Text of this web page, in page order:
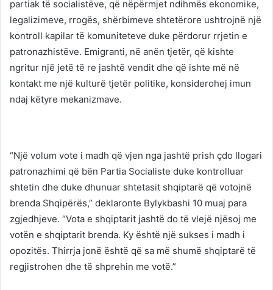
partiak të socialistëve, që nëpërmjet ndihmës ekonomike,
legalizimeve, rrogës, shërbimeve shtetërore ushtrojnë një
kontroll kapilar të komuniteteve duke përdorur rrjetin e
patronazhistëve. Emigranti, në anën tjetër, që kishte
ngritur një jetë të re jashtë vendit dhe që ishte më në
kontakt me një kulturë tjetër politike, konsiderohej imun
ndaj këtyre mekanizmave.
“Një volum vote i madh që vjen nga jashtë prish çdo llogari
patronazhimi që bën Partia Socialiste duke kontrolluar
shtetin dhe duke dhunuar shtetasit shqiptarë që votojnë
brenda Shqipërës,” deklaronte Bylykbashi 10 muaj para
zgjedhjeve. “Vota e shqiptarit jashtë do të vlejë njësoj me
votën e shqiptarit brenda. Ky është një sukses i madh i
opozitës. Thirrja jonë është që sa më shumë shqiptarë të
regjistrohen dhe të shprehin me votë.”